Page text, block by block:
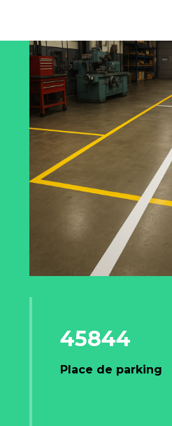
45844
Place de parking